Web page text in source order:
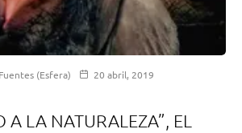
(Esfera)
20 abril, 2019
A LA NATURALEZA”, EL